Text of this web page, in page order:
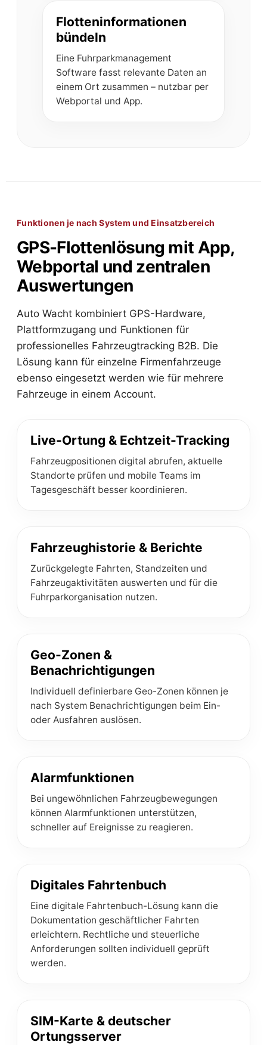
Flotteninformationen
bündeln
Eine Fuhrparkmanagement
Software fasst relevante Daten an
einem Ort zusammen – nutzbar per
Webportal und App.
Funktionen je nach System und Einsatzbereich
GPS-Flottenlösung mit App,
Webportal und zentralen
Auswertungen
Auto Wacht kombiniert GPS-Hardware,
Plattformzugang und Funktionen für
professionelles Fahrzeugtracking B2B. Die
Lösung kann für einzelne Firmenfahrzeuge
ebenso eingesetzt werden wie für mehrere
Fahrzeuge in einem Account.
Live-Ortung & Echtzeit-Tracking
Fahrzeugpositionen digital abrufen, aktuelle
Standorte prüfen und mobile Teams im
Tagesgeschäft besser koordinieren.
Fahrzeughistorie & Berichte
Zurückgelegte Fahrten, Standzeiten und
Fahrzeugaktivitäten auswerten und für die
Fuhrparkorganisation nutzen.
Geo-Zonen &
Benachrichtigungen
Individuell definierbare Geo-Zonen können je
nach System Benachrichtigungen beim Ein-
oder Ausfahren auslösen.
Alarmfunktionen
Bei ungewöhnlichen Fahrzeugbewegungen
können Alarmfunktionen unterstützen,
schneller auf Ereignisse zu reagieren.
Digitales Fahrtenbuch
Eine digitale Fahrtenbuch-Lösung kann die
Dokumentation geschäftlicher Fahrten
erleichtern. Rechtliche und steuerliche
Anforderungen sollten individuell geprüft
werden.
SIM-Karte & deutscher
Ortungsserver